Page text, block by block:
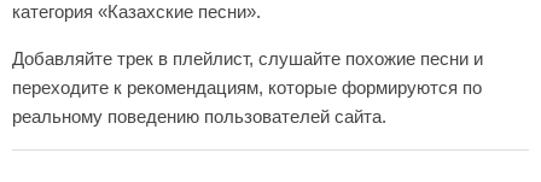
категория «Казахские песни».
Добавляйте трек в плейлист, слушайте похожие песни и
переходите к рекомендациям, которые формируются по
реальному поведению пользователей сайта.